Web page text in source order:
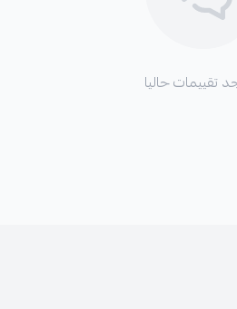
تقييمات حاليا